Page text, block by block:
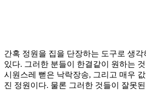
간혹 정원을 집을 단장하는 도구로 생
있다. 그러한 분들이 한결같이 원하는
시원스레 뻗은 낙락장송, 그리고 매우
진 정원이다. 물론 그러한 것들이 잘못